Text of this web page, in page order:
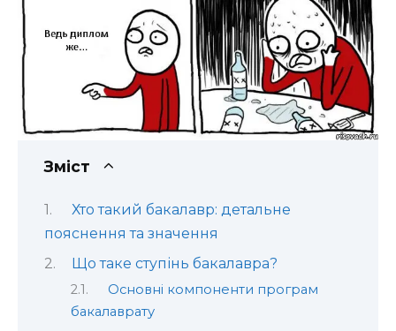
Зміст
Хто такий бакалавр: детальне
пояснення та значення
Що таке ступінь бакалавра?
Основні компоненти програм
бакалаврату